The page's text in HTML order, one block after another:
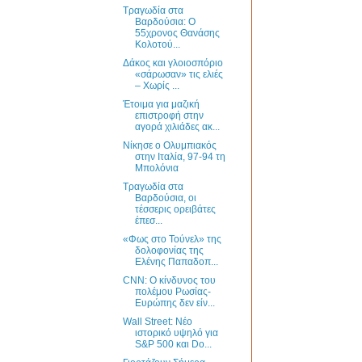
Τραγωδία στα
Βαρδούσια: Ο
55χρονος Θανάσης
Κολοτού...
Δάκος και γλοιοσπόριο
«σάρωσαν» τις ελιές
– Χωρίς ...
Έτοιμα για μαζική
επιστροφή στην
αγορά χιλιάδες ακ...
Νίκησε ο Ολυμπιακός
στην Ιταλία, 97-94 τη
Μπολόνια
Τραγωδία στα
Βαρδούσια, οι
τέσσερις ορειβάτες
έπεσ...
«Φως στο Τούνελ» της
δολοφονίας της
Ελένης Παπαδοπ...
CNN: O κίνδυνος του
πολέμου Ρωσίας-
Ευρώπης δεν είν...
Wall Street: Νέο
ιστορικό υψηλό για
S&P 500 και Do...